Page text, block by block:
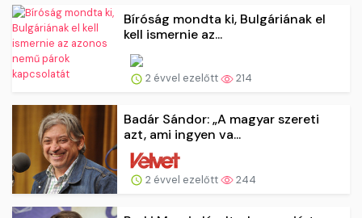
Bíróság mondta ki, Bulgáriának el
kell ismernie az...
2 évvel ezelőtt 214
Badár Sándor: „A magyar szereti
azt, ami ingyen va...
2 évvel ezelőtt 244